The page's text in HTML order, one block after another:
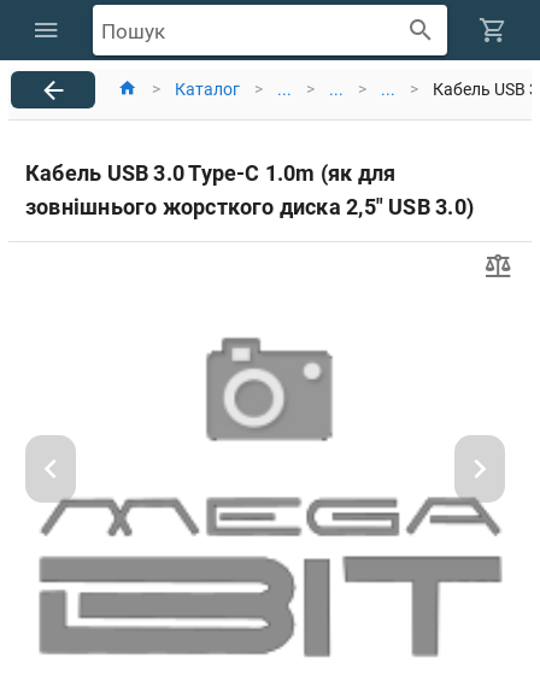
Пошук
> Каталог > ... > ... > ... > Кабель USB
Кабель USB 3.0 Type-C 1.0m (як для
зовнішнього жорсткого диска 2,5" USB 3.0)